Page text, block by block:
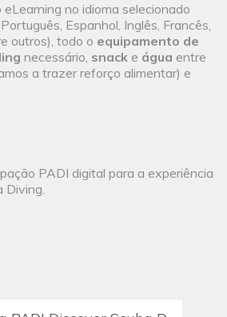
eLearning no idioma selecionado
Espanhol, Inglês, Francês,
outros), todo o equipamento de
necessário, snack e água entre
a trazer reforço alimentar) e
PADI digital para a experiência
Diving.